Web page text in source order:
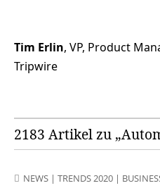
Tim Erlin, VP, Product
Tripwire
2183 Artikel zu
NEWS | TRENDS 2020 |